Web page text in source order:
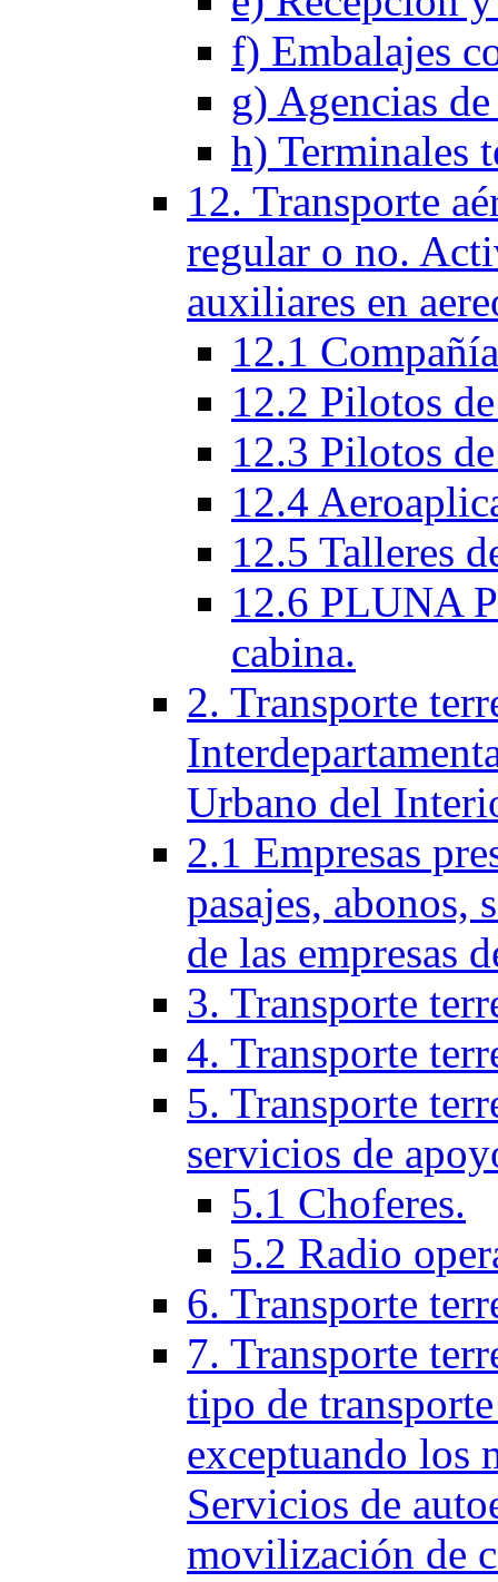
f) Embalajes
g) Agencias
h) Terminales
12. Transporte
regular o no.
auxiliares en
12.1
12.2 Pilotos
12.3 Pilotos
12.4
12.5 Talleres
12.6 PLUNA
cabina.
2. Transporte
Urbano del
2.1 Empresas
pasajes, abonos,
de las empresas
3. Transporte
4. Transporte
5. Transporte
servicios de
5.1 Choferes.
5.2 Radio
6. Transporte
7. Transporte
tipo de
exceptuando los
Servicios de
movilización de